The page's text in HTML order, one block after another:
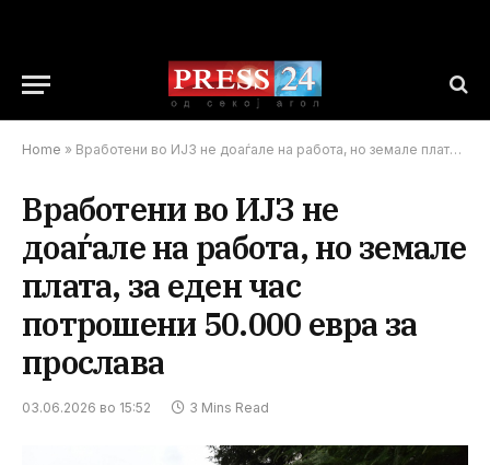
Home » Вработени во ИЈЗ не доаѓале на работа, но земале плата, за еден час потрошени 50.000 евра за прослава
Вработени во ИЈЗ не
доаѓале на работа, но земале
плата, за еден час
потрошени 50.000 евра за
прослава
03.06.2026 во 15:52 3 Mins Read